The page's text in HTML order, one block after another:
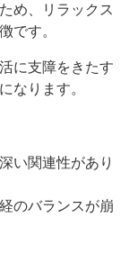
め、リラックス
です。
に支障をきたす
なります。
い関連性があり
のバランスが崩